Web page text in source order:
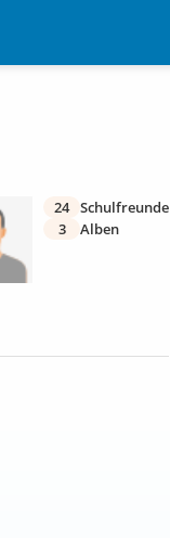
24 Schulfreunde
3
Alben